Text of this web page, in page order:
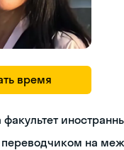
время
переводчиком на